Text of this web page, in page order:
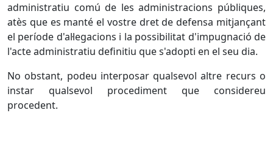
administratiu comú de les administracions públiques,
atès que es manté el vostre dret de defensa mitjançant
el període d'al·legacions i la possibilitat d'impugnació de
l'acte administratiu definitiu que s'adopti en el seu dia.
No obstant, podeu interposar qualsevol altre recurs o
instar qualsevol procediment que considereu
procedent.